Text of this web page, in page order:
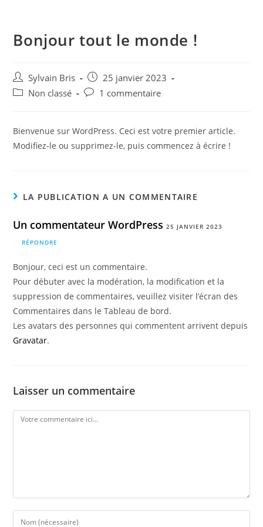
Bonjour tout le monde !
Sylvain Bris
25 janvier 2023
Non classé
1 commentaire
Bienvenue sur WordPress. Ceci est votre premier article.
Modifiez-le ou supprimez-le, puis commencez à écrire !
LA PUBLICATION A UN COMMENTAIRE
Un commentateur WordPress 25 JANVIER 2023
RÉPONDRE
Bonjour, ceci est un commentaire.
Pour débuter avec la modération, la modification et la
suppression de commentaires, veuillez visiter l’écran des
Commentaires dans le Tableau de bord.
Les avatars des personnes qui commentent arrivent depuis
Gravatar.
Laisser un commentaire